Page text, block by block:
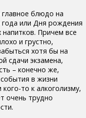
блюдо на
или Дня рождения
Причем все
и грустно,
хотя бы на
сдачи экзамена,
– конечно же,
в жизни
то к алкоголизму,
очень трудно